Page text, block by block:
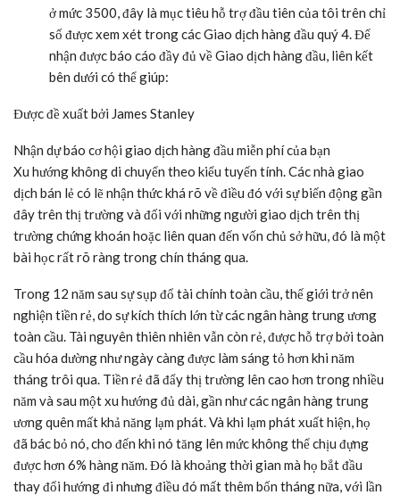
ở mức 3500, đây là mục tiêu hỗ trợ đầu tiên của tôi trên chỉ
số được xem xét trong các Giao dịch hàng đầu quý 4. Để
nhận được báo cáo đầy đủ về Giao dịch hàng đầu, liên kết
bên dưới có thể giúp:
Được đề xuất bởi James Stanley
Nhận dự báo cơ hội giao dịch hàng đầu miễn phí của bạn
Xu hướng không di chuyển theo kiểu tuyến tính. Các nhà giao
dịch bán lẻ có lẽ nhận thức khá rõ về điều đó với sự biến động gần
đây trên thị trường và đối với những người giao dịch trên thị
trường chứng khoán hoặc liên quan đến vốn chủ sở hữu, đó là một
bài học rất rõ ràng trong chín tháng qua.
Trong 12 năm sau sự sụp đổ tài chính toàn cầu, thế giới trở nên
nghiện tiền rẻ, do sự kích thích lớn từ các ngân hàng trung ương
toàn cầu. Tài nguyên thiên nhiên vẫn còn rẻ, được hỗ trợ bởi toàn
cầu hóa dường như ngày càng được làm sáng tỏ hơn khi năm
tháng trôi qua. Tiền rẻ đã đẩy thị trường lên cao hơn trong nhiều
năm và sau một xu hướng đủ dài, gần như các ngân hàng trung
ương quên mất khả năng lạm phát. Và khi lạm phát xuất hiện, họ
đã bác bỏ nó, cho đến khi nó tăng lên mức không thể chịu đựng
được hơn 6% hàng năm. Đó là khoảng thời gian mà họ bắt đầu
thay đổi hướng đi nhưng điều đó mất thêm bốn tháng nữa, với lần